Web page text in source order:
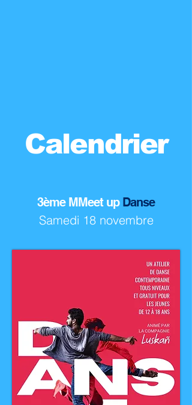
Calendrier
3ème MMeet up Danse
Samedi 18 novembre